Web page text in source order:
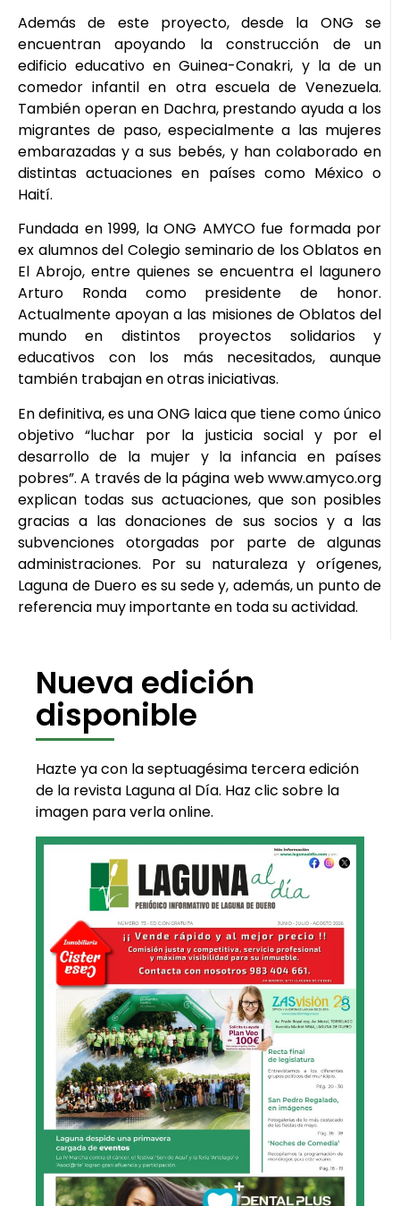
Además de este proyecto, desde la ONG se
encuentran apoyando la construcción de un
edificio educativo en Guinea-Conakri, y la de un
comedor infantil en otra escuela de Venezuela.
También operan en Dachra, prestando ayuda a los
migrantes de paso, especialmente a las mujeres
embarazadas y a sus bebés, y han colaborado en
distintas actuaciones en países como México o
Haití.
Fundada en 1999, la ONG AMYCO fue formada por
ex alumnos del Colegio seminario de los Oblatos en
El Abrojo, entre quienes se encuentra el lagunero
Arturo Ronda como presidente de honor.
Actualmente apoyan a las misiones de Oblatos del
mundo en distintos proyectos solidarios y
educativos con los más necesitados, aunque
también trabajan en otras iniciativas.
En definitiva, es una ONG laica que tiene como único
objetivo “luchar por la justicia social y por el
desarrollo de la mujer y la infancia en países
pobres”. A través de la página web www.amyco.org
explican todas sus actuaciones, que son posibles
gracias a las donaciones de sus socios y a las
subvenciones otorgadas por parte de algunas
administraciones. Por su naturaleza y orígenes,
Laguna de Duero es su sede y, además, un punto de
referencia muy importante en toda su actividad.
Nueva edición
disponible
Hazte ya con la septuagésima tercera edición
de la revista Laguna al Día. Haz clic sobre la
imagen para verla online.